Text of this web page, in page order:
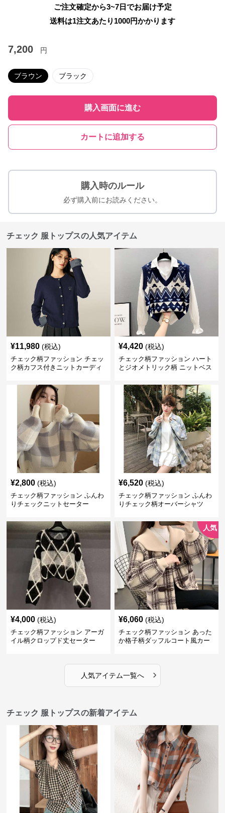
ご注文確定から3~7日でお届け予定
送料は1注文あたり 1000円かかります
7,200 円
ブラウン ブラック
購入画面に進む
カートに追加する
購入時のルール
必ず購入前にお読みください。
チェック 服トップスの人気アイテム
¥11,980 (税込)
チェック柄ファッション チェッ
ク柄カフス付きニットカーディ
¥4,420 (税込)
チェック柄ファッション ハート
とジオメトリック柄 ニットベス
¥2,800 (税込)
チェック柄ファッション ふんわ
りチェックニットセーター
¥6,520 (税込)
チェック柄ファッション ふんわ
りチェック柄オーバーシャツ
¥4,000 (税込)
チェック柄ファッション アーガ
イル柄クロップド丈セーター
人気
¥6,060 (税込)
チェック柄ファッション あった
か格子柄ダッフルコート風カー
人気アイテム一覧へ ›
チェック 服トップスの新着アイテム